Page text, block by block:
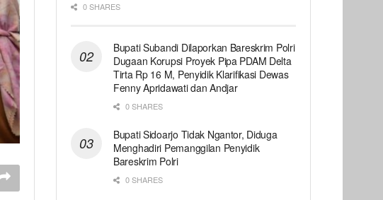
0 SHARES
Bupati Subandi Dilaporkan Bareskrim Polri
Dugaan Korupsi Proyek Pipa PDAM Delta
Tirta Rp 16 M, Penyidik Klarifikasi Dewas
Fenny Apridawati dan Andjar
0 SHARES
Bupati Sidoarjo Tidak Ngantor, Diduga
Menghadiri Pemanggilan Penyidik
Bareskrim Polri
0 SHARES